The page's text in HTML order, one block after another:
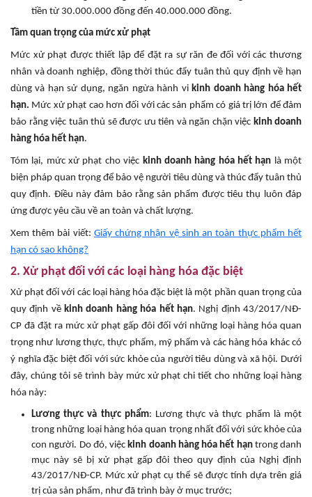
tiền từ 30.000.000 đồng đến 40.000.000 đồng.
Tầm quan trọng của mức xử phạt
Mức xử phạt được thiết lập để đặt ra sự răn đe đối với các thương
nhân và doanh nghiệp, đồng thời thúc đẩy tuân thủ quy định về hạn
dùng và hạn sử dụng, ngăn ngừa hành vi kinh doanh hàng hóa hết
hạn. Mức xử phạt cao hơn đối với các sản phẩm có giá trị lớn để đảm
bảo rằng việc tuân thủ sẽ được ưu tiên và ngăn chặn việc kinh doanh
hàng hóa hết hạn.
Tóm lại, mức xử phạt cho việc kinh doanh hàng hóa hết hạn là một
biện pháp quan trọng để bảo vệ người tiêu dùng và thúc đẩy tuân thủ
quy định. Điều này đảm bảo rằng sản phẩm được tiêu thụ luôn đáp
ứng được yêu cầu về an toàn và chất lượng.
Xem thêm bài viết: Giấy chứng nhận vệ sinh an toàn thực phẩm hết
hạn có sao không?
2. Xử phạt đối với các loại hàng hóa đặc biệt
Xử phạt đối với các loại hàng hóa đặc biệt là một phần quan trọng của
quy định về kinh doanh hàng hóa hết hạn. Nghị định 43/2017/NĐ-
CP đã đặt ra mức xử phạt gấp đôi đối với những loại hàng hóa quan
trọng như lương thực, thực phẩm, mỹ phẩm và các hàng hóa khác có
ý nghĩa đặc biệt đối với sức khỏe của người tiêu dùng và xã hội. Dưới
đây, chúng tôi sẽ trình bày mức xử phạt chi tiết cho những loại hàng
hóa này:
Lương thực và thực phẩm: Lương thực và thực phẩm là một
trong những loại hàng hóa quan trọng nhất đối với sức khỏe của
con người. Do đó, việc kinh doanh hàng hóa hết hạntrong danh
mục này sẽ bị xử phạt gấp đôi theo quy định của Nghị định
43/2017/NĐ-CP. Mức xử phạt cụ thể sẽ được tính dựa trên giá
trị của sản phẩm, như đã trình bày ở mục trước;